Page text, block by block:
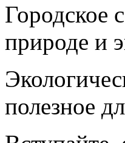
Городское
природе и
полезное